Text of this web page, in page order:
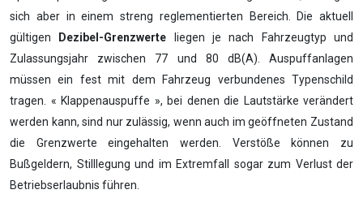
sich aber in einem streng reglementierten Bereich. Die aktuell
gültigen
Dezibel-Grenzwerte liegen je nach Fahrzeugtyp und
Zulassungsjahr zwischen 77 und 80 dB(A). Auspuffanlagen
müssen ein fest mit dem Fahrzeug verbundenes Typenschild
tragen. « Klappenauspuffe », bei denen die Lautstärke verändert
werden kann, sind nur zulässig, wenn auch im geöffneten Zustand
die Grenzwerte eingehalten werden. Verstöße können zu
Bußgeldern, Stilllegung und im Extremfall sogar zum Verlust der
Betriebserlaubnis führen.